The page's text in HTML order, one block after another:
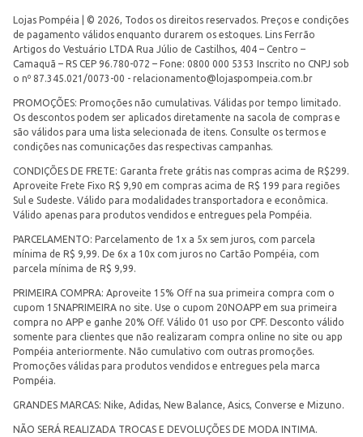
Lojas Pompéia | © 2026, Todos os direitos reservados. Preços e condições
de pagamento válidos enquanto durarem os estoques. Lins Ferrão
Artigos do Vestuário LTDA Rua Júlio de Castilhos, 404 – Centro –
Camaquã – RS CEP 96.780-072 – Fone: 0800 000 5353 Inscrito no CNPJ sob
o nº 87.345.021/0073-00 - relacionamento@lojaspompeia.com.br
PROMOÇÕES: Promoções não cumulativas. Válidas por tempo limitado.
Os descontos podem ser aplicados diretamente na sacola de compras e
são válidos para uma lista selecionada de itens. Consulte os termos e
condições nas comunicações das respectivas campanhas.
CONDIÇÕES DE FRETE: Garanta frete grátis nas compras acima de R$299.
Aproveite Frete Fixo R$ 9,90 em compras acima de R$ 199 para regiões
Sul e Sudeste. Válido para modalidades transportadora e econômica.
Válido apenas para produtos vendidos e entregues pela Pompéia.
PARCELAMENTO: Parcelamento de 1x a 5x sem juros, com parcela
mínima de R$ 9,99. De 6x a 10x com juros no Cartão Pompéia, com
parcela mínima de R$ 9,99.
PRIMEIRA COMPRA: Aproveite 15% Off na sua primeira compra com o
cupom 15NAPRIMEIRA no site. Use o cupom 20NOAPP em sua primeira
compra no APP e ganhe 20% Off. Válido 01 uso por CPF. Desconto válido
somente para clientes que não realizaram compra online no site ou app
Pompéia anteriormente. Não cumulativo com outras promoções.
Promoções válidas para produtos vendidos e entregues pela marca
Pompéia.
GRANDES MARCAS: Nike, Adidas, New Balance, Asics, Converse e Mizuno.
NÃO SERÁ REALIZADA TROCAS E DEVOLUÇÕES DE MODA INTIMA.